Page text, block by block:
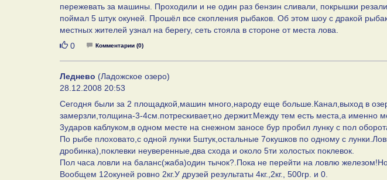
пережевать за машины. Проходили и не один раз бензин сливали, покрышки
поймал 5 штук окуней. Прошёл все скопления рыбаков. Об этом шоу с дракой
местных жителей узнал на берегу, сеть стояла в стороне от места лова.
Нравится
0 Комментарии (0)
Леднево (Ладожское озеро)
28.12.2008 20:53
Сегодня были за 2 площадкой,машин много,народу еще больше.Канал,выход в
замерзли,толщина-3-4см.потрескивает,но держит.Между тем есть места,а именно
3ударов каблуком,в одном месте на снежном заносе бур пробил лунку с пол
По рыбе плоховато,с одной лунки 5штук,остальные 7окушков по одному с
дробинка),поклевки неуверенные,два схода и около 5ти холостых поклевок.
Пол часа ловли на баланс(жаба)один тычок?.Пока не перейти на ловлю
Вообщем 12окуней ровно 2кг.У друзей результаты 4кг.,2кг., 500гр. и 0.